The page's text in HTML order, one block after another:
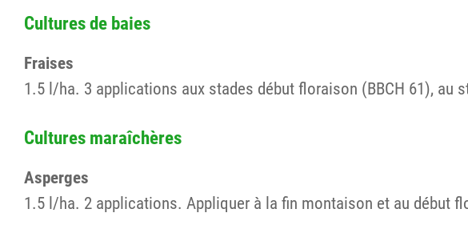
Cultures de baies
Fraises
1.5 l/ha. 3 applications aux stades début floraison (BBCH 61), au
Cultures maraîchères
Asperges
1.5 l/ha. 2 applications. Appliquer à la fin montaison et au début